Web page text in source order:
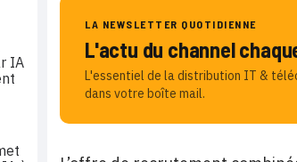
LA NEWSLETTER QUOTIDIENNE
L'actu du channel
L'essentiel de la distribution IT &
dans votre boîte mail.
IA